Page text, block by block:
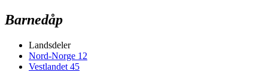
Barnedåp
Landsdeler
Nord-Norge 12
Vestlandet 45